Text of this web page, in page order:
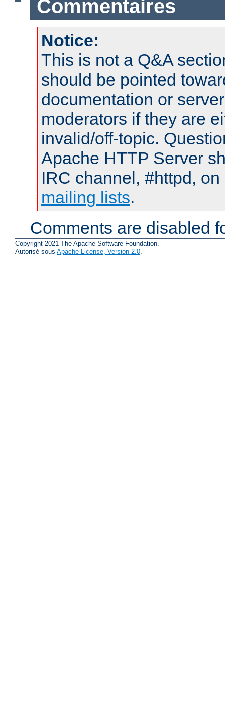
Commentaires
Notice:
This is not a Q&A
should be pointed
documentation or
moderators if they are
invalid/off-topic.
Apache HTTP Server
IRC channel, #httpd,
mailing lists.
Comments are disabled
Copyright 2021 The Apache Software Foundation.
Autorisé sous Apache License, Version 2.0.